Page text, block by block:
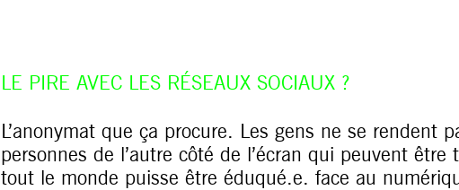
LE PIRE AVEC LES RÉSEAUX SOCIAUX ?
L’anonymat que ça procure. Les gens ne se rendent
personnes de l’autre côté de l’écran qui peuvent
tout le monde puisse être éduqué.e. face au